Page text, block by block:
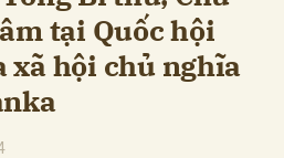
tại Quốc hội
xã hội chủ nghĩa
Hủy